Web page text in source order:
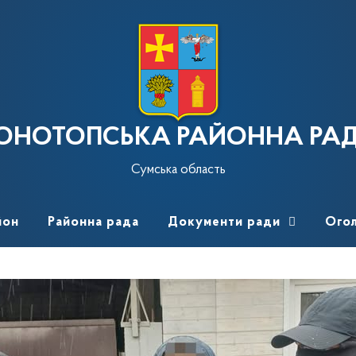
РАЙОННА
Сумська область
Районна рада Документи ради